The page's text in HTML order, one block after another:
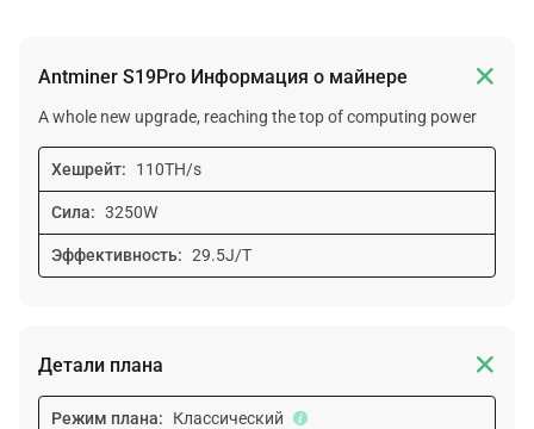
Antminer S19Pro Информация о майнере 
A whole new upgrade, reaching the top of computing power
Хешрейт: 110TH/s
Сила: 3250W
Эффективность: 29.5J/T
Детали плана 
Режим плана: Классический